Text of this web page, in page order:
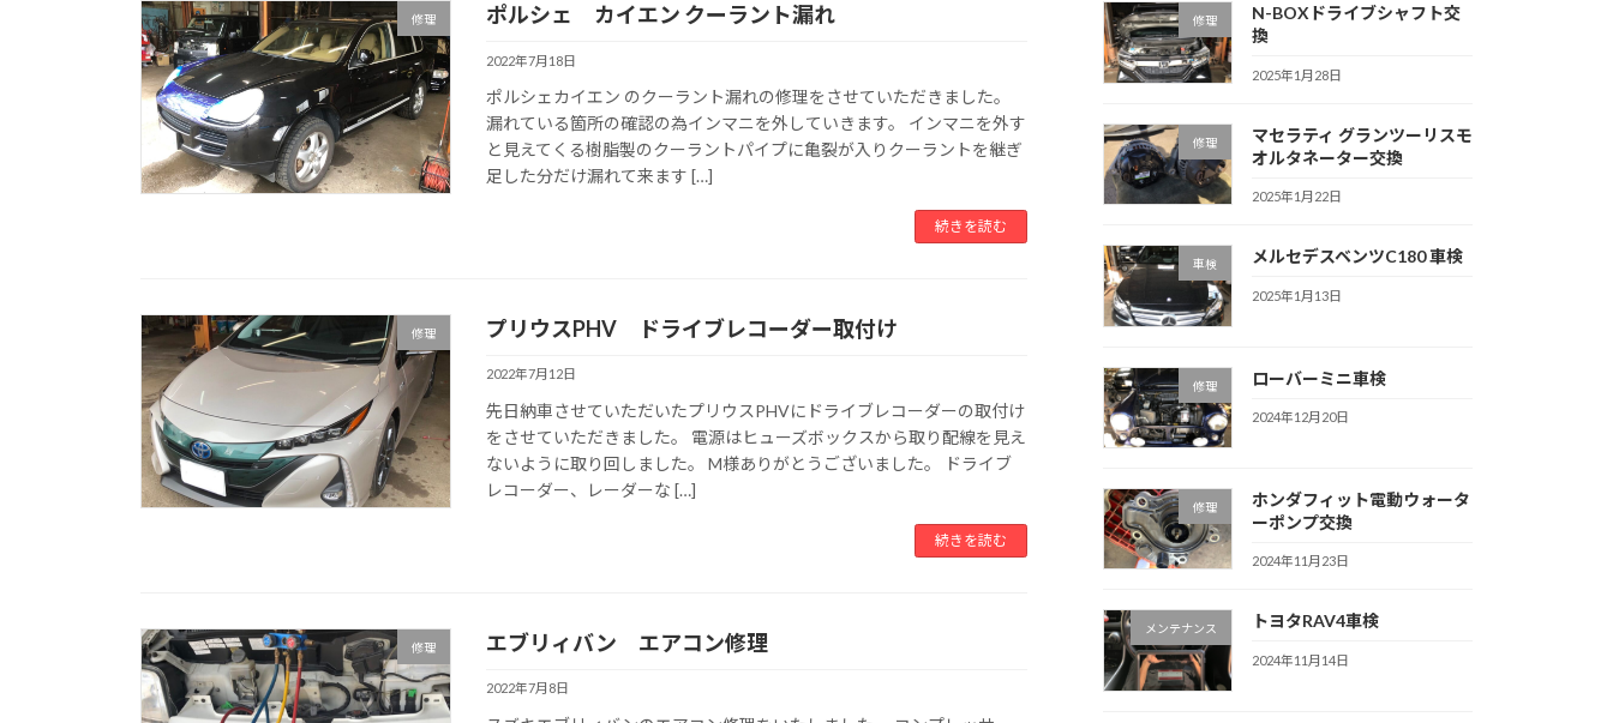
修理 ポルシェ カイエン クーラント漏れ
2022年7月18日
ポルシェカイエン のクーラント漏れの修理をさせていただきました。
漏れている箇所の確認の為インマニを外していきます。 インマニを外す
と見えてくる樹脂製のクーラントパイプに亀裂が入りクーラントを継ぎ
足した分だけ漏れて来ます […]
続きを読む
修理 プリウスPHV ドライブレコーダー取付け
2022年7月12日
先日納車させていただいたプリウスPHVにドライブレコーダーの取付け
をさせていただきました。 電源はヒューズボックスから取り配線を見え
ないように取り回しました。 M様ありがとうございました。 ドライブ
レコーダー、レーダーな […]
続きを読む
修理 エブリィバン エアコン修理
2022年7月8日
修理
N-BOXドライブシャフト交
換
2025年1月28日
修理
マセラティ グランツーリスモ
オルタネーター交換
2025年1月22日
車検 メルセデスベンツC180 車検
2025年1月13日
修理 ローバーミニ車検
2024年12月20日
修理
ホンダフィット電動ウォータ
ーポンプ交換
2024年11月23日
メンテナンス トヨタRAV4車検
2024年11月14日